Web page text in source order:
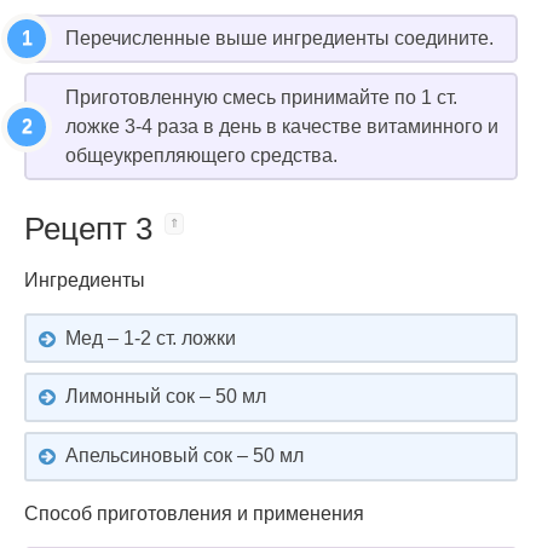
Перечисленные выше ингредиенты соедините.
Приготовленную смесь принимайте по 1 ст.
ложке 3-4 раза в день в качестве витаминного и
общеукрепляющего средства.
Рецепт 3
Ингредиенты
Мед – 1-2 ст. ложки
Лимонный сок – 50 мл
Апельсиновый сок – 50 мл
Способ приготовления и применения